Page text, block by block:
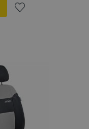
de
Deseos